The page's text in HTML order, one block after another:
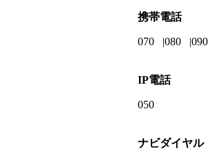
携帯電話
070 080 090
IP電話
050
ナビダイヤル